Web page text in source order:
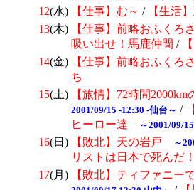
12(水) 【仕事】む～ / 【生活
13(木) 【仕事】前略おふくろ
吸い出せ！馬鹿仲間 /
14(金) 【仕事】前略おふくろ
ち
15(土) 【旅情】72時間2000km
2001/09/15 -12:30 -仙台～ /
ヒーロー達 ～2001/09/
16(日) 【敗北】天の岩戸 ～
リストは日本で死んだ
17(月) 【敗北】ティファニー